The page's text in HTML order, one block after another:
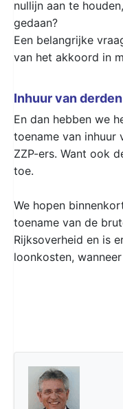
nullijn aan te
gedaan?
Een belangrijke
van het akkoord in
Inhuur van derden
En dan hebben we
toename van inhuur
ZZP-ers. Want ook
toe.
We hopen
toename van de
Rijksoverheid en is
loonkosten,